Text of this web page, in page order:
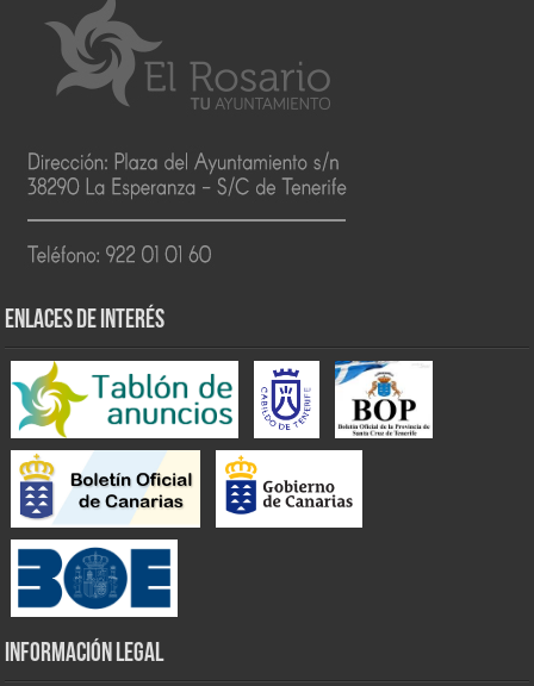
ENLACES DE INTERÉS
INFORMACIÓN LEGAL